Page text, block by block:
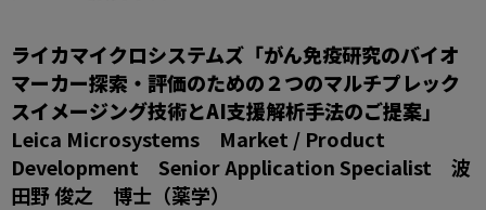
ライカマイクロシステムズ「がん免疫研究のバイオ
マーカー探索・評価のための２つのマルチプレック
スイメージング技術とAI支援解析手法のご提案」
Leica Microsystems Market / Product
Development Senior Application Specialist 波
田野 俊之 博士（薬学）